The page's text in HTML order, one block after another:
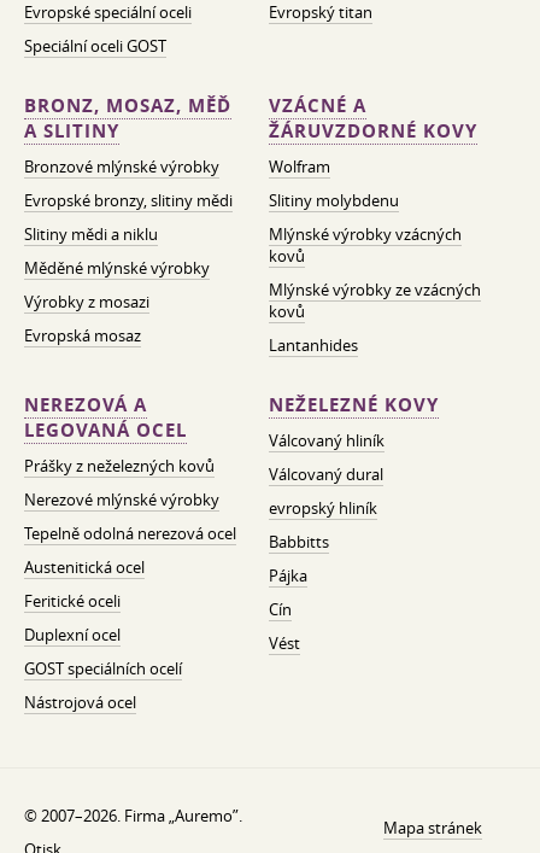
Evropské speciální oceli
Speciální oceli GOST
Evropský titan
BRONZ, MOSAZ, MĚĎ
A SLITINY
Bronzové mlýnské výrobky
Evropské bronzy, slitiny mědi
Slitiny mědi a niklu
Měděné mlýnské výrobky
Výrobky z mosazi
Evropská mosaz
VZÁCNÉ A
ŽÁRUVZDORNÉ KOVY
Wolfram
Slitiny molybdenu
Mlýnské výrobky vzácných
kovů
Mlýnské výrobky ze vzácných
kovů
Lantanhides
NEREZOVÁ A
LEGOVANÁ OCEL
Prášky z neželezných kovů
Nerezové mlýnské výrobky
Tepelně odolná nerezová ocel
Austenitická ocel
Feritické oceli
Duplexní ocel
GOST speciálních ocelí
Nástrojová ocel
NEŽELEZNÉ KOVY
Válcovaný hliník
Válcovaný dural
evropský hliník
Babbitts
Pájka
Cín
Vést
© 2007–2026. Firma „Auremo”.
Mapa stránek